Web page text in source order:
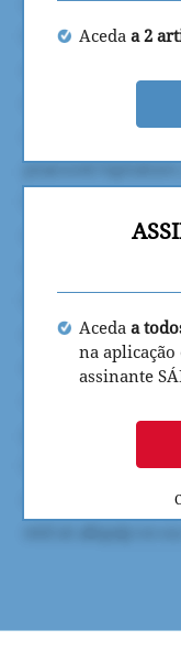
Aceda a 2
Aceda a
na aplicação
assinante